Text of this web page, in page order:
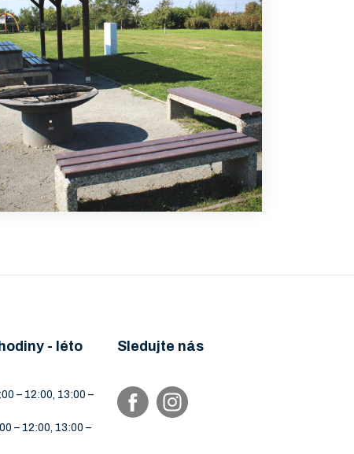
- léto
– 12:00, 13:00 –
– 12:00, 13:00 –
Sledujte nás